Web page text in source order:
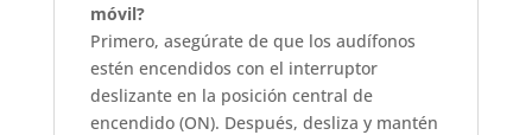
móvil?
Primero, asegúrate de que los audífonos
estén encendidos con el interruptor
deslizante en la posición central de
encendido (ON). Después, desliza y mantén